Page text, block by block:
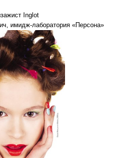
Inglot
имидж-лаборатория «Персона»